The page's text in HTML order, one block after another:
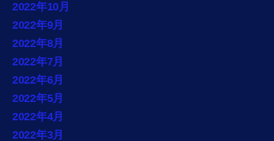
2022年10月
2022年9月
2022年8月
2022年7月
2022年6月
2022年5月
2022年4月
2022年3月